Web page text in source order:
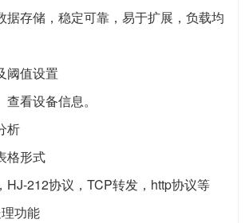
据存储，稳定可靠，易于扩展，负载均
阈值设置
看设备信息。
析
格形式
HJ-212协议，TCP转发，http协议等
功能